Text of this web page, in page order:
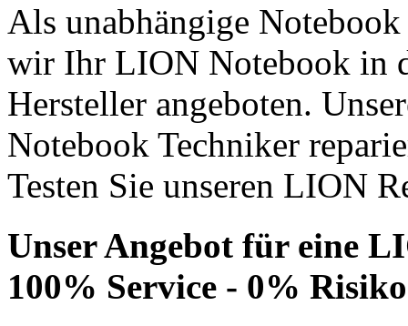
Als unabhängige
wir Ihr LION Notebook in
Hersteller angeboten.
Notebook Techniker
Testen Sie unseren LION
Unser Angebot für eine
100% Service - 0% Risiko